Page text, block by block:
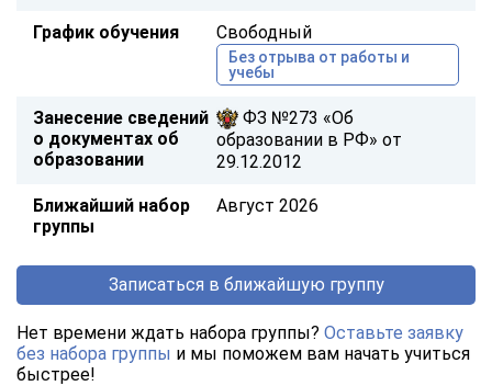
График обучения Свободный
Без отрыва от работы и
учебы
Занесение сведений
о документах об
образовании
ФЗ №273 «Об
образовании в РФ» от
29.12.2012
Ближайший набор
группы
Август 2026
Записаться в ближайшую группу
Нет времени ждать набора группы? Оставьте заявку
без набора группы и мы поможем вам начать учиться
быстрее!